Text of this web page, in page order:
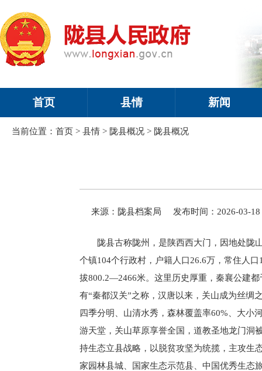
首页 县情 新闻
当前位置： 首页 > 县情 > 陇县概况 > 陇县概况
来源：陇县档案局 发布时间：2026-03-18
陇县古称陇州，是陕西西大门，因地处陇
个镇104个行政村，户籍人口26.6万，常住人
拔800.2—2466米。这里历史厚重，秦襄公建
有“秦都汉关”之称，汉唐以来，关山成为丝绸
四季分明、山清水秀，森林覆盖率60%、大小
游天堂，关山草原享誉全国，道教圣地龙门洞
持生态立县战略，以脱贫攻坚为统揽，主攻生
家园林县城、国家生态示范县、中国优秀生态